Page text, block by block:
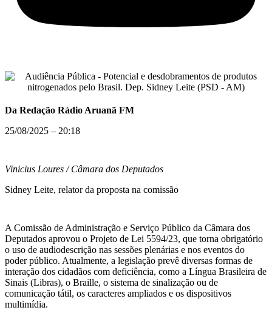
Da Redação Rádio Aruanã FM
25/08/2025 – 20:18
Vinicius Loures / Câmara dos Deputados
Sidney Leite, relator da proposta na comissão
A Comissão de Administração e Serviço Público da Câmara dos
Deputados aprovou o Projeto de Lei 5594/23, que torna obrigatório
o uso de audiodescrição nas sessões plenárias e nos eventos do
poder público. Atualmente, a legislação prevê diversas formas de
interação dos cidadãos com deficiência, como a Língua Brasileira de
Sinais (Libras), o Braille, o sistema de sinalização ou de
comunicação tátil, os caracteres ampliados e os dispositivos
multimídia.